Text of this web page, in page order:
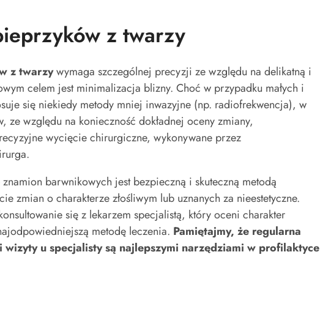
z twarzy
z twarzywymaga szczególnej precyzji ze względu na delikatną i
celem jest minimalizacja blizny. Choć w przypadku małych i
się niekiedy metody mniej inwazyjne (np. radiofrekwencja), w
ze względu na konieczność dokładnej oceny zmiany,
wycięcie chirurgiczne, wykonywane przez
barwnikowych jest bezpieczną i skuteczną metodą
zmian o charakterze złośliwym lub uznanych za nieestetyczne.
się z lekarzem specjalistą, który oceni charakter
metodę leczenia. Pamiętajmy, że regularna
u specjalisty są najlepszymi narzędziami w profilaktyce